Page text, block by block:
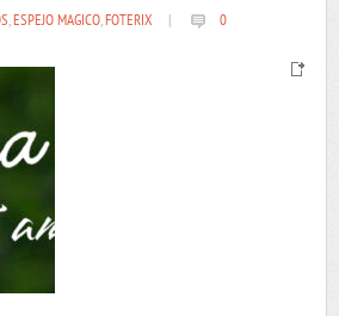
,ESPEJO MAGICO,FOTERIX 0